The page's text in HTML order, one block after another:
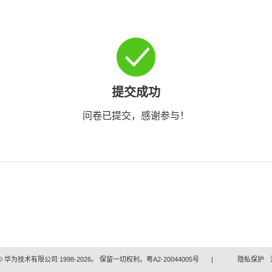
提交成功
问卷已提交，感谢参与！
华为技术有限公司 1998-2026。 保留一切权利。粤A2-20044005号 | 隐私保护